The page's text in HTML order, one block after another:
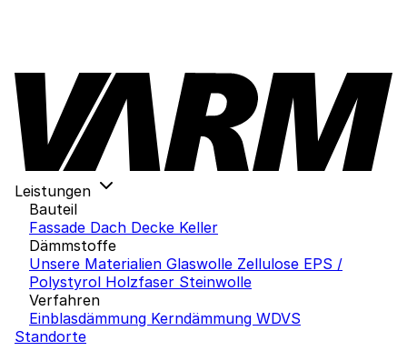
Leistungen
Bauteil
Fassade Dach Decke Keller
Dämmstoffe
Unsere Materialien Glaswolle Zellulose EPS /
Polystyrol Holzfaser Steinwolle
Verfahren
Einblasdämmung Kerndämmung WDVS
Standorte